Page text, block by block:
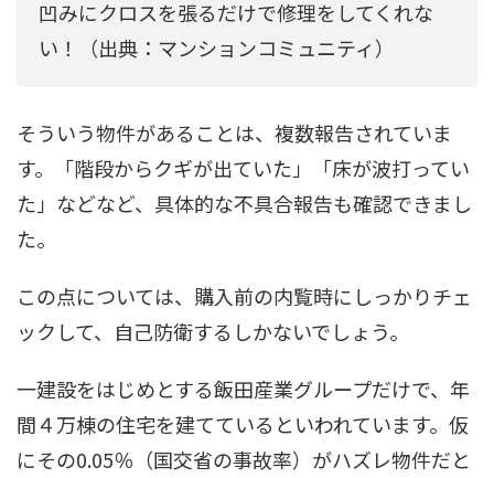
凹みにクロスを張るだけで修理をしてくれな
い！（出典：マンションコミュニティ）
そういう物件があることは、複数報告されていま
す。「階段からクギが出ていた」「床が波打ってい
た」などなど、具体的な不具合報告も確認できまし
た。
この点については、購入前の内覧時にしっかりチェ
ックして、自己防衛するしかないでしょう。
一建設をはじめとする飯田産業グループだけで、年
間４万棟の住宅を建てているといわれています。仮
にその0.05％（国交省の事故率）がハズレ物件だと